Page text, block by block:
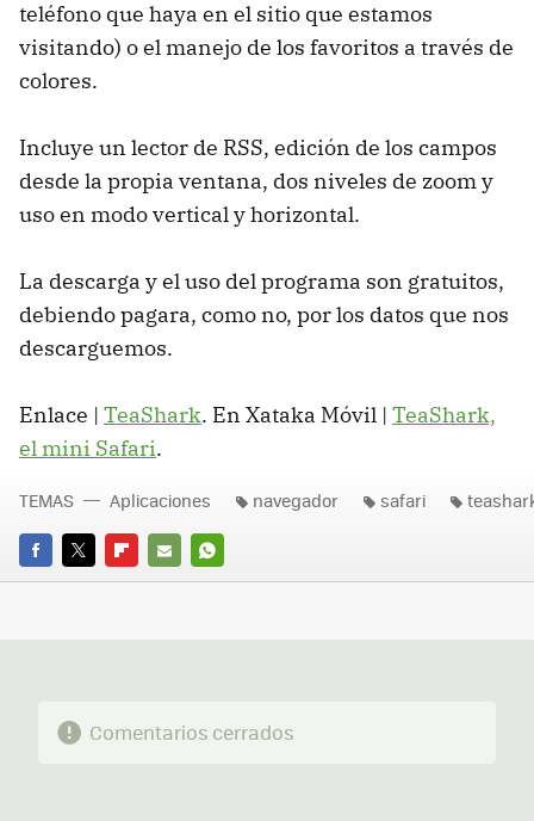
teléfono que haya en el sitio que estamos
visitando) o el manejo de los favoritos a través de
colores.
Incluye un lector de RSS, edición de los campos
desde la propia ventana, dos niveles de zoom y
uso en modo vertical y horizontal.
La descarga y el uso del programa son gratuitos,
debiendo pagara, como no, por los datos que nos
descarguemos.
Enlace | TeaShark. En Xataka Móvil | TeaShark,
el mini Safari.
FACEBOOK
TWITTERFLIPBOARD
E-
WHATSAPP
TEMAS Aplicaciones navegador safari
Comentarios cerrados